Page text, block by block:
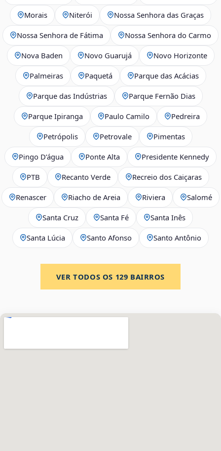
Morais Niterói Nossa Senhora das Graças
Nossa Senhora de Fátima Nossa Senhora do Carmo
Nova Baden Novo Guarujá Novo Horizonte
Palmeiras Paquetá Parque das Acácias
Parque das Indústrias Parque Fernão Dias
Parque Ipiranga Paulo Camilo Pedreira
Petrópolis Petrovale Pimentas
Pingo D’água Ponte Alta Presidente Kennedy
PTB Recanto Verde Recreio dos Caiçaras
Renascer Riacho de Areia Riviera Salomé
Santa Cruz Santa Fé Santa Inês
Santa Lúcia Santo Afonso Santo Antônio
VER TODOS OS 129 BAIRROS